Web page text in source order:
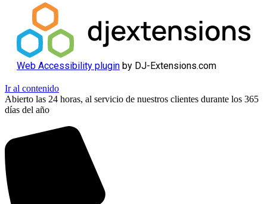
Web Accessibility plugin by DJ-Extensions.com
Ir al contenido
Abierto las 24 horas, al servicio de nuestros clientes durante los 365
días del año